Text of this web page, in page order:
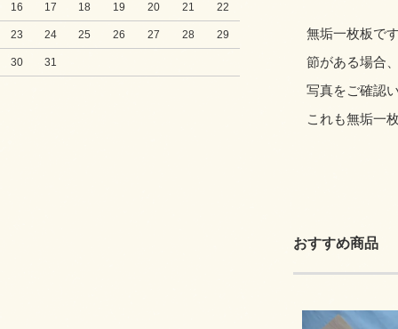
16 17 18 19 20 21 22
23 24 25 26 27 28 29
30 31
無垢一枚板で
節がある場合
写真をご確認
これも無垢一
おすすめ商品